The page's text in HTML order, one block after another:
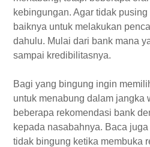
kebingungan. Agar tidak
baiknya untuk melakukan
dahulu. Mulai dari bank mana
sampai kredibilitasnya.
Bagi yang bingung ingin
untuk menabung dalam jangka
beberapa rekomendasi bank
kepada nasabahnya. Baca
tidak bingung ketika membuka